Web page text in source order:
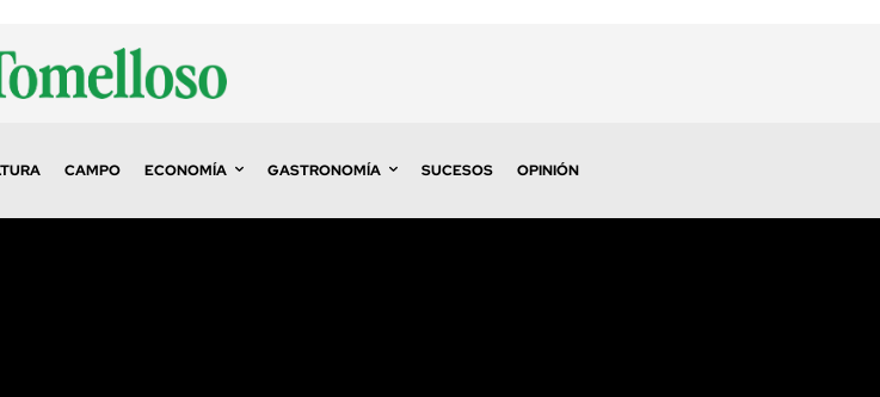
CAMPO ECONOMÍA GASTRONOMÍA SUCESOS OPINIÓN